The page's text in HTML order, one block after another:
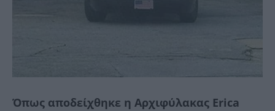
Όπως αποδείχθηκε η Αρχιφύλακας Erica